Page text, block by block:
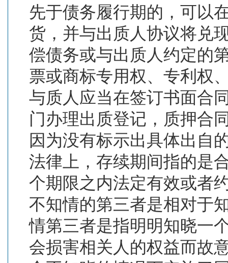
先于债务履行期的，可以
货，并与出质人协议将兑
偿债务或与出质人约定的
票或商标专用权、专利权
与质人应当在签订书面合
门办理出质登记，质押合
因为没有标示出具体出自
法律上，存续期间指的是
个期限之内法定有效或者
不知情的第三者是相对于
情第三者是指明明知晓一
会损害相关人的权益而故